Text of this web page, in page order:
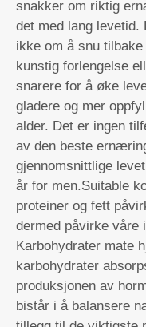
snakker om riktig
det med lang levetid.
ikke om å snu
kunstig forlengelse
snarere for å øke
gladere og mer
alder. Det er ingen
av den beste
gjennomsnittlige
år for men.Suitable
proteiner og fett
dermed påvirke våre
Karbohydrater mate
karbohydrater
produksjonen av
bistår i å balansere